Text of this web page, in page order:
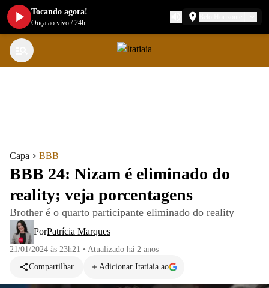
Capa BBB
BBB 24: Nizam é eliminado do
reality; veja porcentagens
Brother é o quarto participante eliminado do reality
PorPatrícia Marques
21/01/2024 às 23h21 • Atualizado há 2 anos
Compartilhar
Adicionar Itatiaia ao
Tocando agora!
Ouça ao vivo /24h